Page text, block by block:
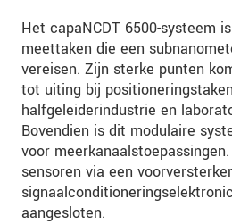
Het capaNCDT 6500-systeem
meettaken die een
vereisen. Zijn sterke punten
tot uiting bij
halfgeleiderindustrie en
Bovendien is dit modulaire
voor
sensoren via een
aangesloten.